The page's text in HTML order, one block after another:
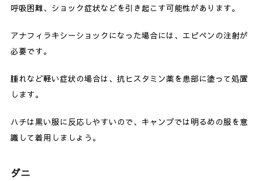
呼吸困難、ショック症状などを引き起こす可能性があります。
アナフィラキシーショックになった場合には、エピペンの注射が
必要です。
腫れなど軽い症状の場合は、抗ヒスタミン薬を患部に塗って処置
します。
ハチは黒い服に反応しやすいので、キャンプでは明るめの服を意
識して着用しましょう。
ダニ